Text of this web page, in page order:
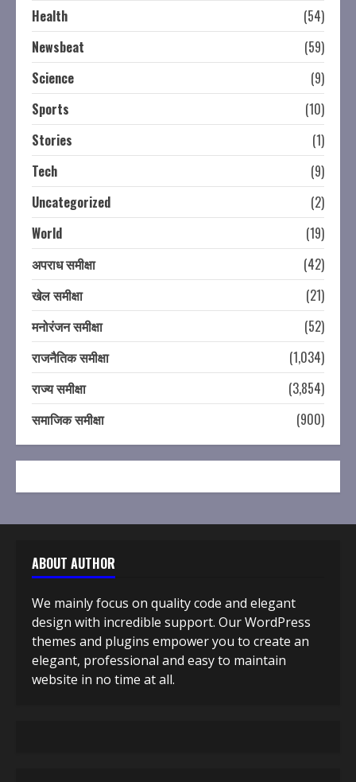
Health
(54)
Newsbeat
(59)
Science
(9)
Sports
(10)
Stories
(1)
Tech
(9)
Uncategorized
(2)
World
(19)
अपराध समीक्षा
(42)
खेल समीक्षा
(21)
मनोरंजन समीक्षा
(52)
राजनैतिक समीक्षा
(1,034)
राज्य समीक्षा
(3,854)
समाजिक समीक्षा
(900)
ABOUT AUTHOR
We mainly focus on quality code and elegant
design with incredible support. Our WordPress
themes and plugins empower you to create an
elegant, professional and easy to maintain
website in no time at all.